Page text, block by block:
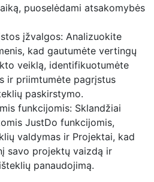
puoselėdami atsakomybės
įžvalgos: Analizuokite
kad gautumėte vertingų
veiklą, identifikuotumėte
ir priimtumėte pagrįstus
paskirstymo.
funkcijomis: Sklandžiai
JustDo funkcijomis,
valdymas ir Projektai, kad
savo projektų vaizdą ir
panaudojimą.